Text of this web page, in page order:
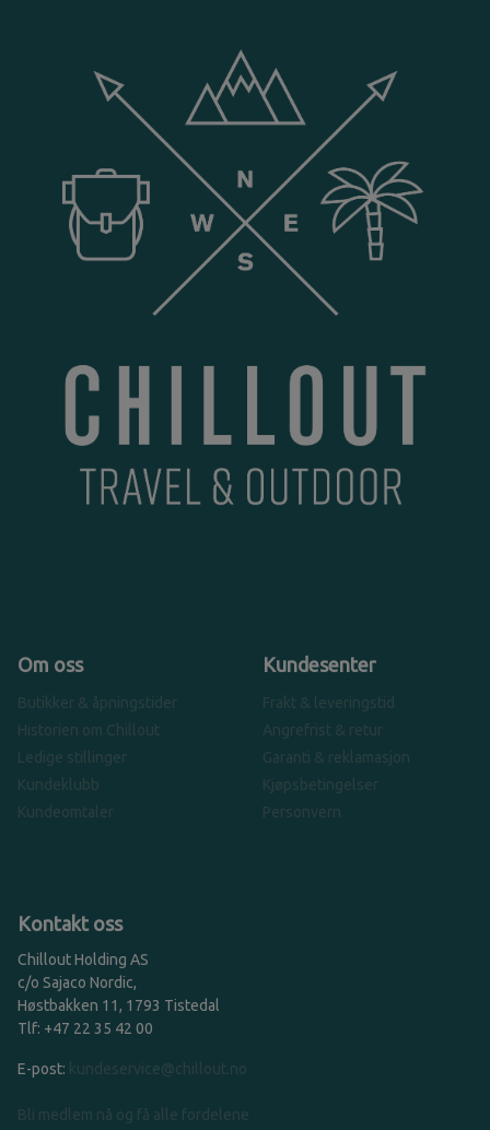
Om oss
Butikker & åpningstider
Historien om Chillout
Ledige stillinger
Kundeklubb
Kundeomtaler
Kundesenter
Frakt & leveringstid
Angrefrist & retur
Garanti & reklamasjon
Kjøpsbetingelser
Personvern
Kontakt oss
Chillout Holding AS
c/o Sajaco Nordic,
Høstbakken 11, 1793 Tistedal
Tlf: +47 22 35 42 00
E-post: kundeservice@chillout.no
Bli medlem nå og få alle fordelene